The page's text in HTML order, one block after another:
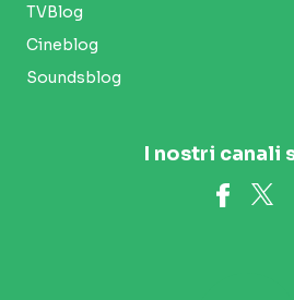
TVBlog
Cineblog
Soundsblog
I nostri canali